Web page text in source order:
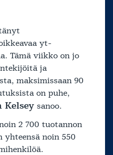
yt-
Tämä viikko on jo
ja
maksimissaan 90
on puhe,
Kelsey sanoo.
2 700 tuotannon
noin 550